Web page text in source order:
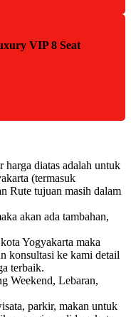
VIP 8 Seat
diatas adalah untuk
(termasuk
Rute tujuan masih dalam
akan ada tambahan,
Yogyakarta maka
konsultasi ke kami detail
terbaik.
Weekend, Lebaran,
parkir, makan untuk